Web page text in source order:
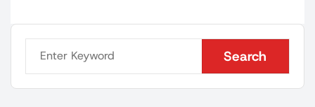
Search
Search